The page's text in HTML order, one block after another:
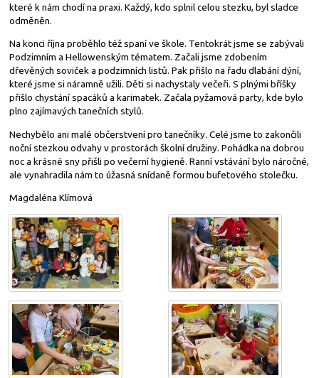
které k nám chodí na praxi. Každý, kdo splnil celou stezku, byl sladce
odměněn.
Na konci října proběhlo též spaní ve škole. Tentokrát jsme se zabývali
Podzimním a Hellowenským tématem. Začali jsme zdobením
dřevěných soviček a podzimních listů. Pak přišlo na řadu dlabání dýní,
které jsme si náramně užili. Děti si nachystaly večeři. S plnými bříšky
přišlo chystání spacáků a karimatek. Začala pyžamová party, kde bylo
plno zajímavých tanečních stylů.
Nechybělo ani malé občerstvení pro tanečníky. Celé jsme to zakončili
noční stezkou odvahy v prostorách školní družiny. Pohádka na dobrou
noc a krásné sny přišli po večerní hygieně. Ranní vstávání bylo náročné,
ale vynahradila nám to úžasná snídaně formou bufetového stolečku.
Magdaléna Klímová